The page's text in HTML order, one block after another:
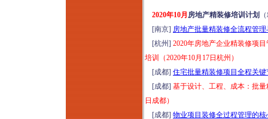
日）
2020年10月 房地产精装修培训计划
[南京] 房地产批量精装修全流程管
[杭州] 2020年房地产企业精装修项
培训（2020年10月17日杭州）
[成都] 住宅批量精装修项目全程关
[成都] 基于设计、工程、成本：批
日成都）
[成都] 物业项目装修全过程管理的